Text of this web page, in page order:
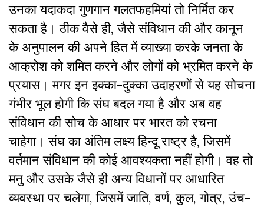
उनका यदाकदा गुणगान गलतफहमियां तो निर्मित कर
सकता है। ठीक वैसे ही, जैसे संविधान की और कानून
के अनुपालन की अपने हित में व्याख्या करके जनता के
आक्रोश को शमित करने और लोगों को भ्रमित करने के
प्रयास। मगर इन इक्का-दुक्का उदाहरणों से यह सोचना
गंभीर भूल होगी कि संघ बदल गया है और अब वह
संविधान की सोच के आधार पर भारत को रचना
चाहेगा। संघ का अंतिम लक्ष्य हिन्दू राष्ट्र है, जिसमें
वर्तमान संविधान की कोई आवश्यकता नहीं होगी। वह तो
मनु और उसके जैसे ही अन्य विधानों पर आधारित
व्यवस्था पर चलेगा, जिसमें जाति, वर्ण, कुल, गोत्र, उंच-